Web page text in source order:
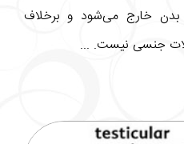
بدن خارج می‌شود و برخلاف
جنسی نیست. ...